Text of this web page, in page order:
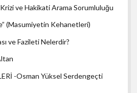
ve Hakikati Arama Sorumluluğu
(Masumiyetin Kehanetleri)
ve Fazileti Nelerdir?
-Osman Yüksel Serdengeçti